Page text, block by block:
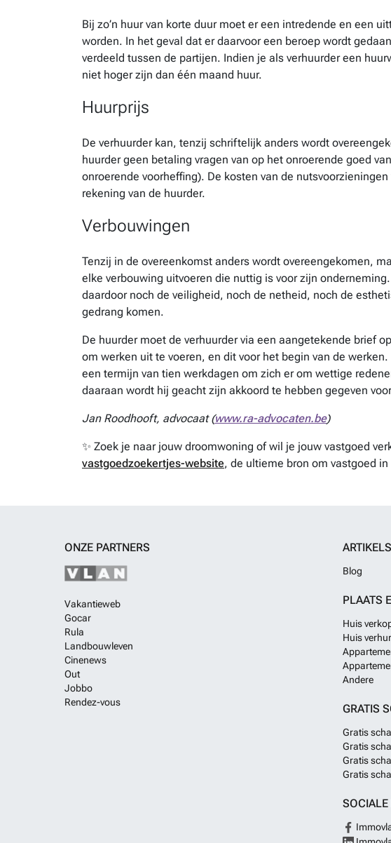
Bij zo’n huur van korte duur moet er een intredende en een
worden. In het geval dat er daarvoor een beroep wordt
verdeeld tussen de partijen. Indien je als verhuurder een
niet hoger zijn dan één maand huur.
Huurprijs
De verhuurder kan, tenzij schriftelijk anders wordt
huurder geen betaling vragen van op het onroerende goed
onroerende voorheffing). De kosten van de
rekening van de huurder.
Verbouwingen
Tenzij in de overeenkomst anders wordt overeengekomen,
elke verbouwing uitvoeren die nuttig is voor zijn
daardoor noch de veiligheid, noch de netheid, noch de
gedrang komen.
De huurder moet de verhuurder via een aangetekende brief
om werken uit te voeren, en dit voor het begin van de
een termijn van tien werkdagen om zich er om wettige
daaraan wordt hij geacht zijn akkoord te hebben gegeven
Jan Roodhooft, advocaat (www.ra-advocaten.be)
✨ Zoek je naar jouw droomwoning of wil je jouw vastgoed
vastgoedzoekertjes-website, de ultieme bron om vastgoed
ONZE PARTNERS
Vakantieweb
Gocar
Rula
Landbouwleven
Cinenews
Out
Jobbo
Rendez-vous
ARTIKELS
Blog
PLAATS
Huis
Huis
Andere
GRATIS
Gratis
Gratis
Gratis
Gratis
SOCIALE